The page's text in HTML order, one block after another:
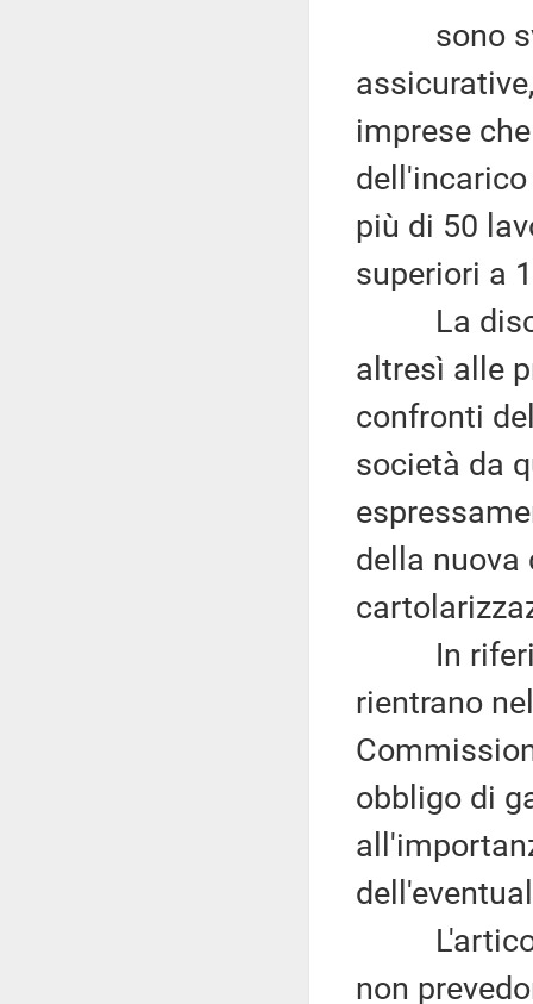
sono
imprese
più di 50
superiori a
La
altresì alle
confronti
società da
della
In
rientrano
obbligo di
L'articolo
non